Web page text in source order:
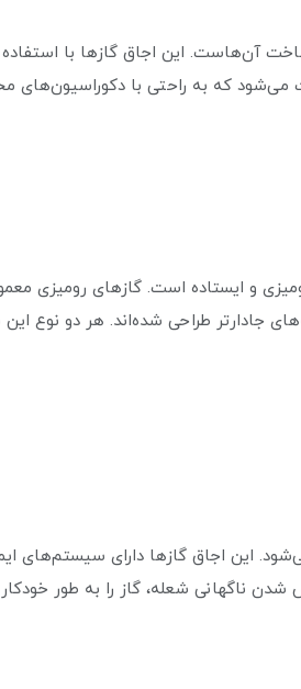
آن‌هاست. این اجاق گازها با
که به راحتی با دکوراسیون‌های
و ایستاده است. گازهای رومیزی
جادارتر طراحی شده‌اند. هر دو
می‌شود. این اجاق گازها دارای
ناگهانی شعله، گاز را به طور خودکار